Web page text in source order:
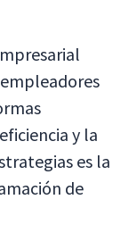
y la
es la
de